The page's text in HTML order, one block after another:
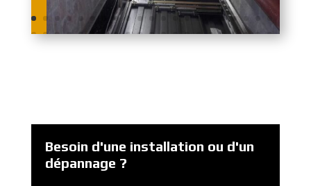
Besoin d'une installation ou d'un
dépannage ?